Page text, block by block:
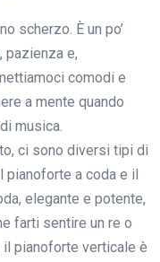
scherzo. È un po’
pazienza e,
comodi e
a mente quando
musica.
ci sono diversi tipi di
pianoforte a coda e il
elegante e potente,
farti sentire un re o
il pianoforte verticale è